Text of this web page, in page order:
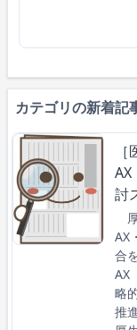
カテゴリの新着記
討
AX
合
AX
略
推